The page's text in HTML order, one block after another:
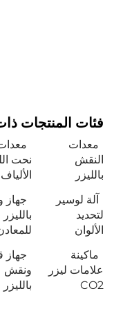
فئات المنتجات
معدات
النقش
بالليزر
نحت
الألياف
آلة لوسير
لتحديد
الألوان
جهاز
بالليزر
ماكينة
علامات ليزر
CO2
جهاز
ونقش
بالليزر